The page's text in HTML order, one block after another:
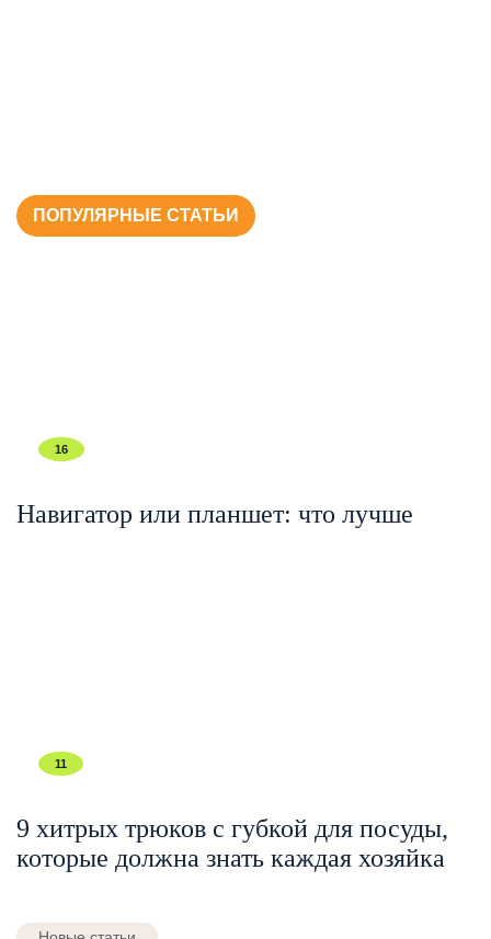
ПОПУЛЯРНЫЕ СТАТЬИ
16
Навигатор или планшет: что лучше
11
9 хитрых трюков с губкой для посуды,
которые должна знать каждая хозяйка